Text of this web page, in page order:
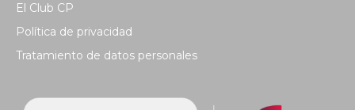
El Club CP
Política de privacidad
Tratamiento de datos personales